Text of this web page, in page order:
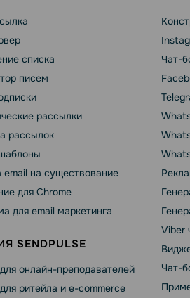
списка
писем
рассылки
рассылок
email на существование
для Chrome
для email маркетинга
SENDPULSE
онлайн-преподавателей
ритейла и e-commerce
Чат-
Viber
Чат-